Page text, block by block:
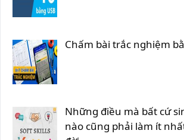
Chấm bài trắc nghiệm
Những điều mà bất cứ
nào cũng phải làm ít